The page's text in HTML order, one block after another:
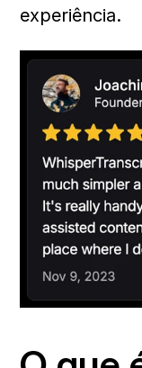
experiência.